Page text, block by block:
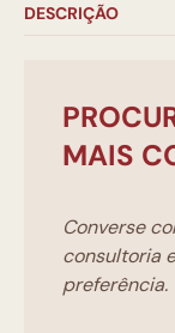
DESCRIÇÃO
MAIS
Converse
consultoria
preferência.